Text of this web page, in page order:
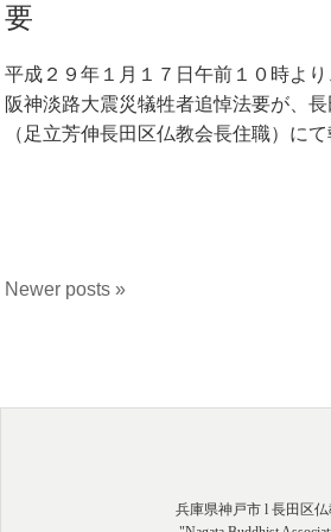
要
平成２９年１月１７日午前１０時よ
阪神淡路大震災犠牲者追悼法要が、
（足立芳伸長田区仏教会長住職）に
Newer posts »
兵庫県神戸市 l 長田区